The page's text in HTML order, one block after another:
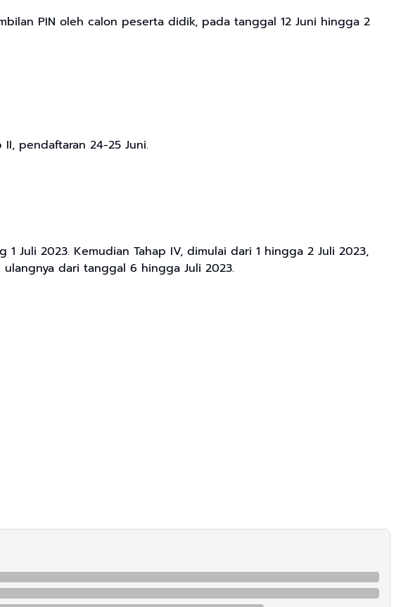
PIN oleh calon peserta didik, pada tanggal 12 Juni hingga 2
pendaftaran 24-25 Juni.
Juli 2023. Kemudian Tahap IV, dimulai dari 1 hingga 2 Juli 2023,
dari tanggal 6 hingga Juli 2023.